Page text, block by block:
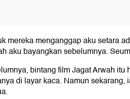
mereka menganggap aku setara
aku bayangkan sebelumnya.
bintang film Jagat Arwah
di layar kaca. Namun